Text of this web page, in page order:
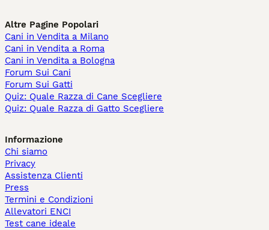
Altre Pagine Popolari
Cani in Vendita a Milano
Cani in Vendita a Roma
Cani in Vendita a Bologna
Forum Sui Cani
Forum Sui Gatti
Quiz: Quale Razza di Cane Scegliere
Quiz: Quale Razza di Gatto Scegliere
Informazione
Chi siamo
Privacy
Assistenza Clienti
Press
Termini e Condizioni
Allevatori ENCI
Test cane ideale